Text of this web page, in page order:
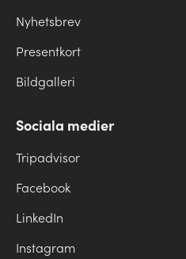
Nyhetsbrev
Presentkort
Bildgalleri
Sociala medier
Tripadvisor
Facebook
LinkedIn
Instagram